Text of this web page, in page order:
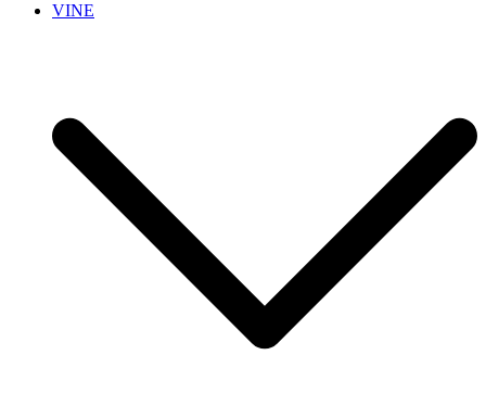
VINE